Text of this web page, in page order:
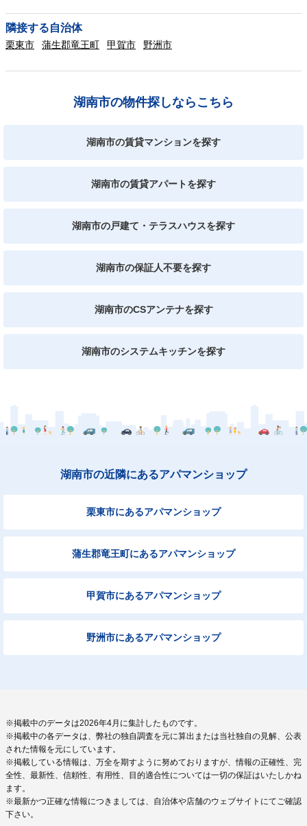
隣接する自治体
栗東市 蒲生郡竜王町 甲賀市 野洲市
湖南市の物件探しならこちら
湖南市の賃貸マンションを探す
湖南市の賃貸アパートを探す
湖南市の戸建て・テラスハウスを探す
湖南市の保証人不要を探す
湖南市のCSアンテナを探す
湖南市のシステムキッチンを探す
湖南市の近隣にあるアパマンショップ
栗東市にあるアパマンショップ
蒲生郡竜王町にあるアパマンショップ
甲賀市にあるアパマンショップ
野洲市にあるアパマンショップ
※掲載中のデータは2026年4月に集計したものです。
※掲載中の各データは、弊社の独自調査を元に算出または当社独自の見解、公表
された情報を元にしています。
※掲載している情報は、万全を期すように努めておりますが、情報の正確性、完
全性、最新性、信頼性、有用性、目的適合性については一切の保証はいたしかね
ます。
※最新かつ正確な情報につきましては、自治体や店舗のウェブサイトにてご確認
下さい。